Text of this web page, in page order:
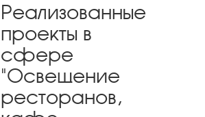
Реализованные
проекты в
сфере
"Освещение
ресторанов,